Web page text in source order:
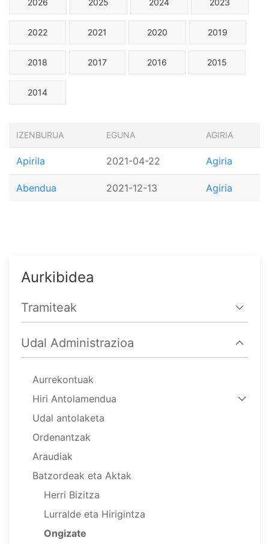
2026 2025 2024 2023
2022 2021 2020 2019
2018 2017 2016 2015
2014
IZENBURUA EGUNA AGIRIA
Apirila 2021-04-22 Agiria
Abendua 2021-12-13 Agiria
Aurkibidea
Tramiteak
Udal Administrazioa
Aurrekontuak
Hiri Antolamendua
Udal antolaketa
Ordenantzak
Araudiak
Batzordeak eta Aktak
Herri Bizitza
Lurralde eta Hirigintza
Ongizate